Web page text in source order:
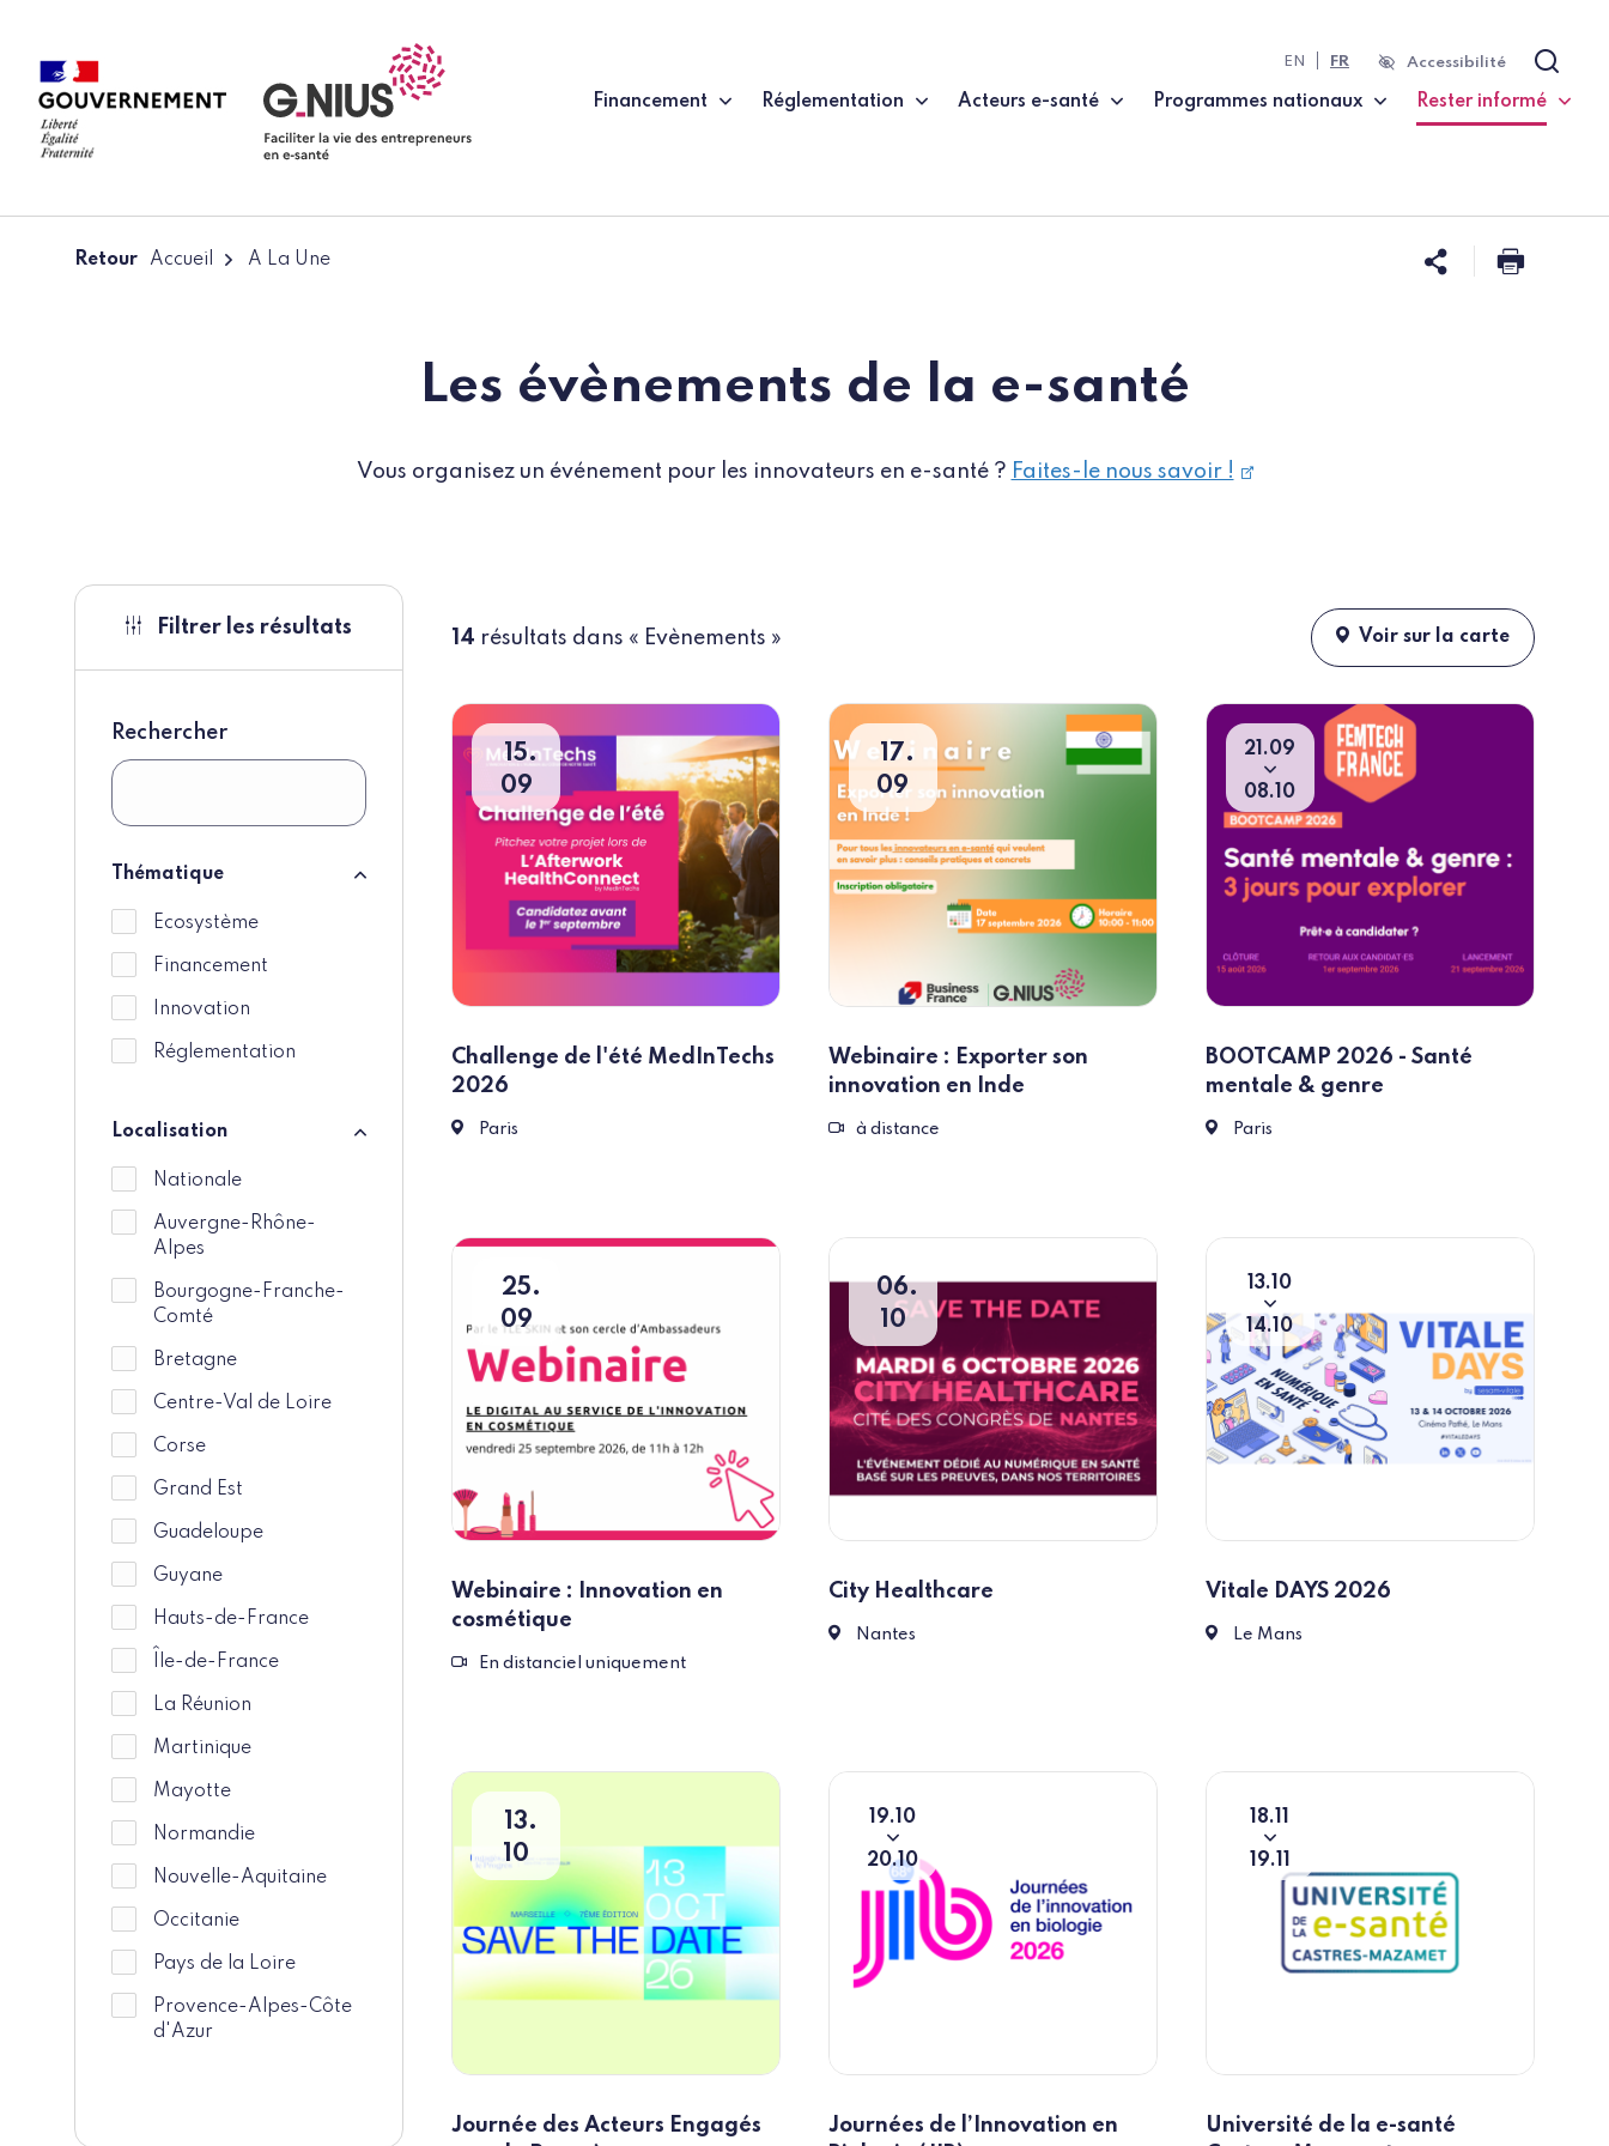
Financement Réglementation Acteurs e-santé Programmes nationaux
Rester informé
(page courante)
EN FR Accessibilité
Retour Accueil A La Une Partager
Les évènements de la e-santé
Vous organisez un événement pour les innovateurs en e-santé ? Faites-le nous savoir !
Filtrer les résultats
Rechercher
Thématique
Thématique
Ecosystème
Financement
Innovation
Réglementation
Localisation
Localisation
Nationale
Auvergne-Rhône-
Alpes
Bourgogne-Franche-
Comté
Bretagne
Centre-Val de Loire
Corse
Grand Est
Guadeloupe
Guyane
Hauts-de-France
Île-de-France
La Réunion
Martinique
Mayotte
Normandie
Nouvelle-Aquitaine
Occitanie
Pays de la Loire
Provence-Alpes-Côte
d'Azur
14 résultats dans « Evènements » Voir sur la carte
15
09
Challenge de l'été MedInTechs
2026
Paris
Paris
17
09
Webinaire : Exporter son
innovation en Inde
Evènement à distance
à distance
Du
21
09
To
08 10
BOOTCAMP 2026 - Santé
mentale & genre
1 Parvis Notre-Dame Place Jean-Paul II
Paris
25
09
Webinaire : Innovation en
cosmétique
Evènement à distance
En distanciel uniquement
06
10
City Healthcare
5 Rue de Valmy 44000 Nantes
Nantes
Du
13
10
To
14 10
Vitale DAYS 2026
Place des Jacobins 72000 Le Mans
Le Mans
13
10
Journée des Acteurs Engagés
Du
19
10
To
20 10
Journées de l’Innovation en
Du
18
To
19
Université de la e-santé